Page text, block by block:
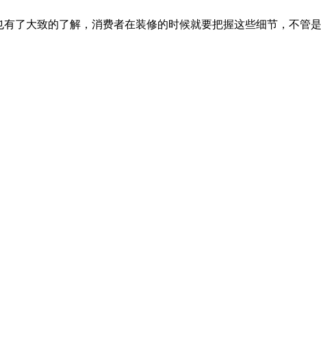
大致的了解，消费者在装修的时候就要把握这些细节，不管